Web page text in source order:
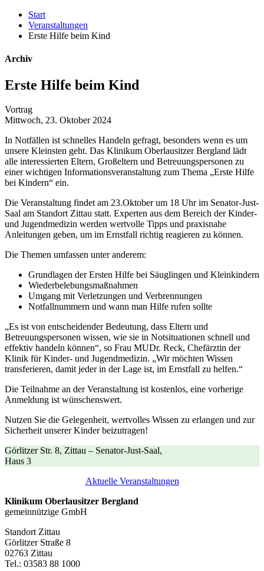
Start
Veranstaltungen
Erste Hilfe beim Kind
Archiv
Erste Hilfe beim Kind
Vortrag
Mittwoch, 23. Oktober 2024
In Notfällen ist schnelles Handeln gefragt, besonders wenn es um
unsere Kleinsten geht. Das Klinikum Oberlausitzer Bergland lädt
alle interessierten Eltern, Großeltern und Betreuungspersonen zu
einer wichtigen Informationsveranstaltung zum Thema „Erste Hilfe
bei Kindern“ ein.
Die Veranstaltung findet am 23.Oktober um 18 Uhr im Senator-Just-
Saal am Standort Zittau statt. Experten aus dem Bereich der Kinder-
und Jugendmedizin werden wertvolle Tipps und praxisnahe
Anleitungen geben, um im Ernstfall richtig reagieren zu können.
Die Themen umfassen unter anderem:
Grundlagen der Ersten Hilfe bei Säuglingen und Kleinkindern
Wiederbelebungsmaßnahmen
Umgang mit Verletzungen und Verbrennungen
Notfallnummern und wann man Hilfe rufen sollte
„Es ist von entscheidender Bedeutung, dass Eltern und
Betreuungspersonen wissen, wie sie in Notsituationen schnell und
effektiv handeln können“, so Frau MUDr. Reck, Chefärztin der
Klinik für Kinder- und Jugendmedizin. „Wir möchten Wissen
transferieren, damit jeder in der Lage ist, im Ernstfall zu helfen.“
Die Teilnahme an der Veranstaltung ist kostenlos, eine vorherige
Anmeldung ist wünschenswert.
Nutzen Sie die Gelegenheit, wertvolles Wissen zu erlangen und zur
Sicherheit unserer Kinder beizutragen!
Görlitzer Str. 8, Zittau – Senator-Just-Saal,
Haus 3
Aktuelle Veranstaltungen
Klinikum Oberlausitzer Bergland
gemeinnützige GmbH
Standort Zittau
Görlitzer Straße 8
02763 Zittau
Tel.: 03583 88 1000